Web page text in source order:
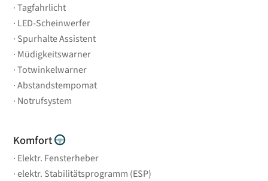
Tagfahrlicht
LED-Scheinwerfer
Spurhalte Assistent
Müdigkeitswarner
Totwinkelwarner
Abstandstempomat
Notrufsystem
Komfort
Elektr. Fensterheber
elektr. Stabilitätsprogramm (ESP)